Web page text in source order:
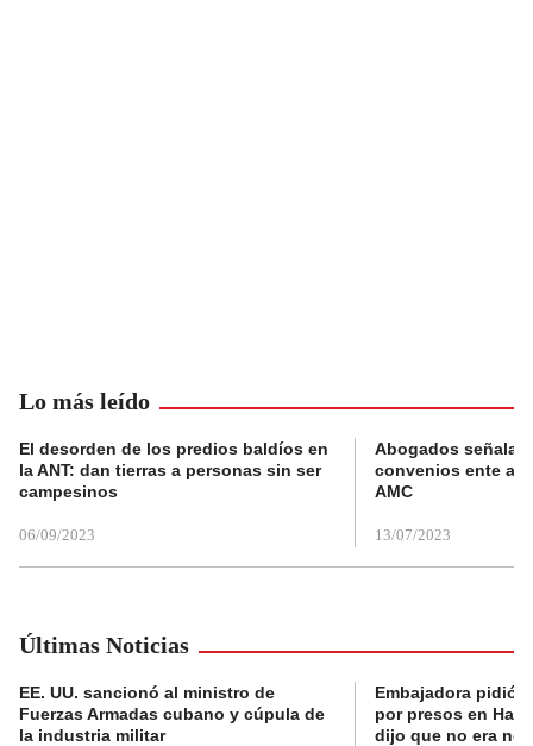
Lo más leído
El desorden de los predios baldíos en
la ANT: dan tierras a personas sin ser
campesinos
06/09/2023
Abogados
convenios ente
AMC
13/07/2023
Últimas Noticias
EE. UU. sancionó al ministro de
Fuerzas Armadas cubano y cúpula de
la industria militar
Embajadora pidió
por presos en
dijo que no era